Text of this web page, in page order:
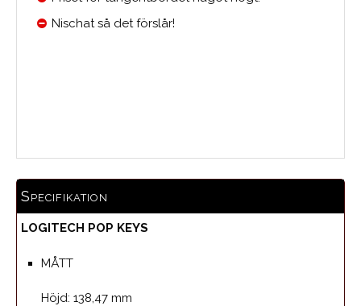
Nischat så det förslår!
Specifikation
LOGITECH POP KEYS
MÅTT
Höjd: 138,47 mm